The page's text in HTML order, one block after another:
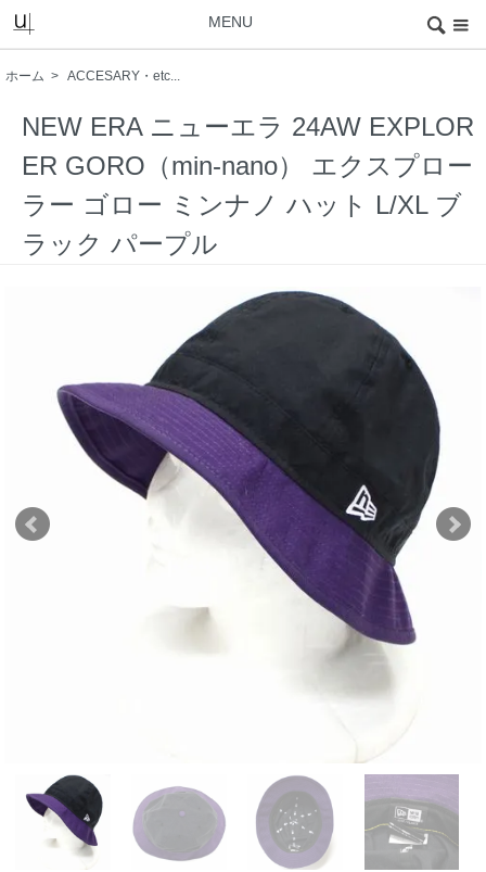
MENU
ホーム > ACCESARY・etc...
NEW ERA ニューエラ 24AW EXPLOR
ER GORO（min-nano） エクスプロー
ラー ゴロー ミンナノ ハット L/XL ブ
ラック パープル